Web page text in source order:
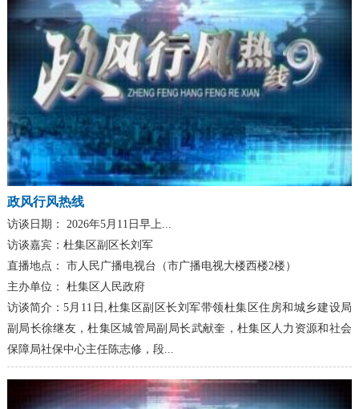
政风行风热线
访谈日期：
2026年5月11日早上...
访谈嘉宾： 杜集区副区长刘军
直播地点：
市人民广播电视台（市广播电视大楼西楼2楼）
主办单位：
杜集区人民政府
访谈简介： 5月11日,杜集区副区长刘军带领杜集区住房和城乡建设局
副局长徐继友，杜集区城管局副局长武献奎，杜集区人力资源和社会
保障局社保中心主任陈志修，段...